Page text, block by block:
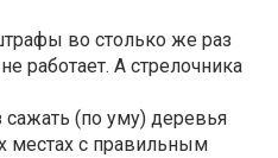
во столько же раз
работает. А стрелочника
сажать (по уму) деревья
местах с правильным